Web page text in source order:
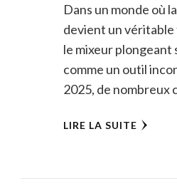
Dans un monde où
devient un véritable
le mixeur plongeant
comme un outil
2025, de nombreux
LIRE LA SUITE